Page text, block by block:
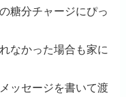
糖分チャージにぴっ
なかった場合も家に
ッセージを書いて渡